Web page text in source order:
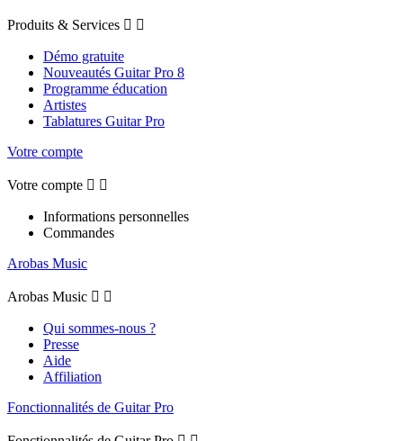
Produits & Services  
Démo gratuite
Nouveautés Guitar Pro 8
Programme éducation
Artistes
Tablatures Guitar Pro
Votre compte
Votre compte  
Informations personnelles
Commandes
Arobas Music
Arobas Music  
Qui sommes-nous ?
Presse
Aide
Affiliation
Fonctionnalités de Guitar Pro